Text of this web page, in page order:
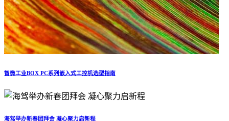
智微工业BOX PC系列嵌入式工控机选型指南
海驾举办新春团拜会 凝心聚力启新程